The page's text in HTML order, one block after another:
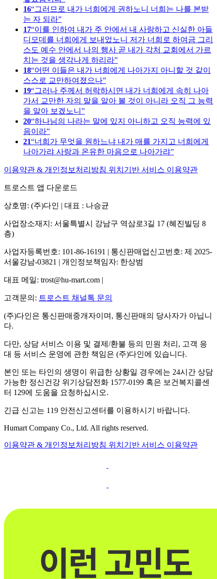
16 그러므로 내가 너희에게 권하노니 너희는 나를 본받
는 자 되라
17 이를 인하여 내가 주 안에서 내 사랑하고 신실한 아들
디모데를 너희에게 보내었노니 저가 너희로 하여금 그리
스도 예수 안에서 나의 행사 곧 내가 각처 교회에서 가르
치는 것을 생각나게 하리라
18 어떤 이들은 내가 너희에게 나아가지 아니할 것 같이
스스로 교만하여졌으나
19 그러나 주께서 허락하시면 내가 너희에게 속히 나아
가서 교만한 자의 말을 알아 볼 것이 아니라 오직 그 능력
을 알아 보겠노니
20 하나님의 나라는 말에 있지 아니하고 오직 능력에 있
음이라
21 너희가 무엇을 원하느냐 내가 매를 가지고 너희에게
나아가랴 사랑과 온유한 마음으로 나아가랴
이용약관 & 개인정보처리방침 위치기반 서비스 이용약관
트로스트 앱 다운로드
상호명: (주)다인 | 대표 : 나승균
사업장소재지: 서울특별시 강남구 역삼로3길 17 (혜진빌딩 8
층)
사업자등록번호: 101-86-16191 | 통신판매업신고번호: 제 2025-
서울강남-03821 | 개인정보책임자: 한상범
대표 메일: trost@hu-mart.com |
고객문의: 트로스트 채널톡 문의
(주)다인은 통신판매중개자이며, 통신판매의 당사자가 아닙니
다.
다만, 상담 서비스 이용 및 결제/환불 등의 민원 처리, 고객 응
대 등 서비스 운영에 관한 책임은 (주)다인에 있습니다.
본인 또는 타인의 생명이 위급한 상황일 경우에는 24시간 상담
가능한 정신건강 위기상담전화 1577-0199 혹은 보건복지콜센
터 129에 도움을 요청하십시오.
긴급 신고는 119 안전신고센터를 이용하시기 바랍니다.
Humart Company Co., Ltd. All rights reserved.
이용약관 & 개인정보처리방침 위치기반 서비스 이용약관